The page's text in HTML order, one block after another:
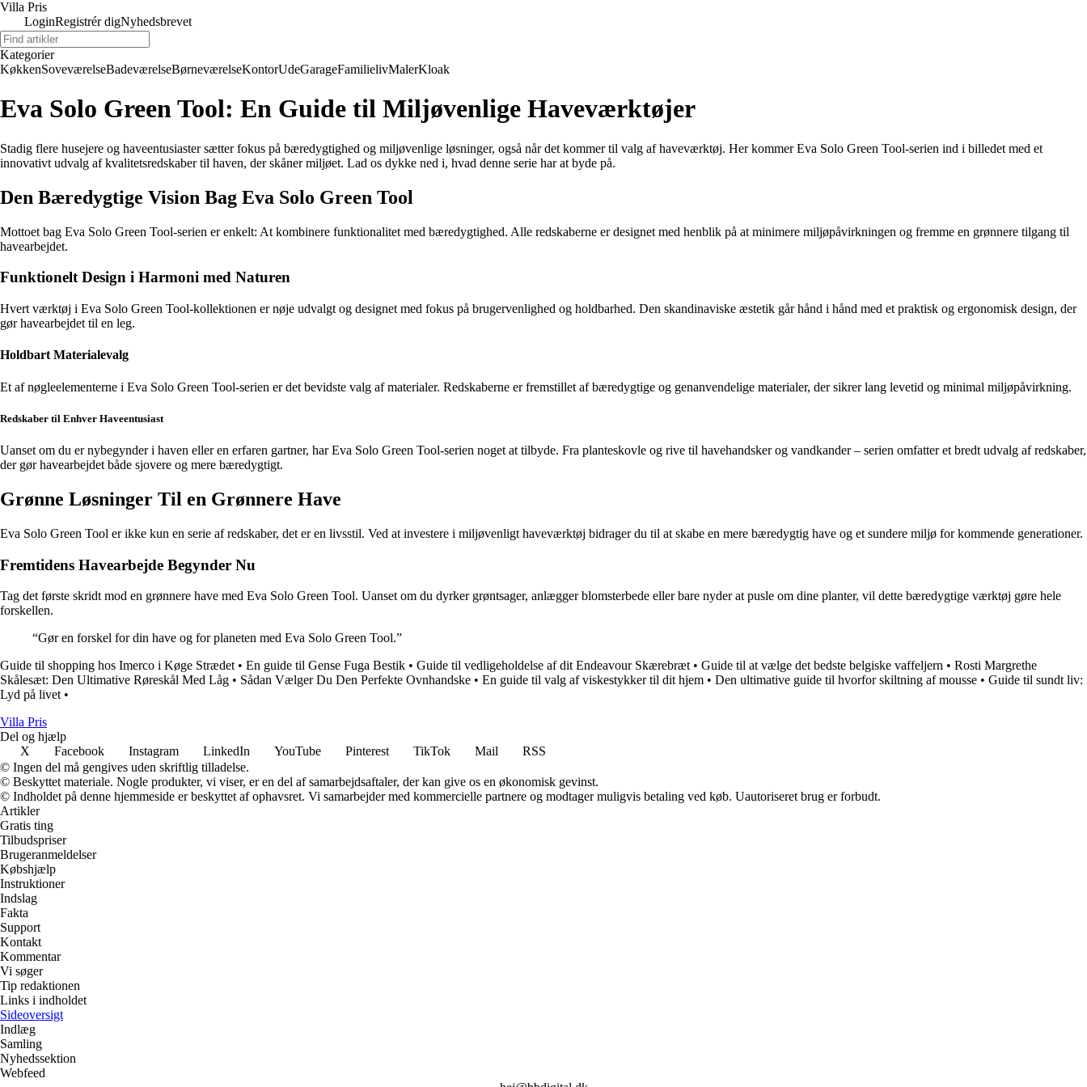
Villa Pris
LoginRegistrér digNyhedsbrevet
Kategorier
KøkkenSoveværelseBadeværelseBørneværelseKontorUdeGarageFamilielivMalerKloak
Eva Solo Green Tool: En Guide til Miljøvenlige Haveværktøjer
Stadig flere husejere og haveentusiaster sætter fokus på bæredygtighed og miljøvenlige løsninger, også når det kommer til valg af haveværktøj. Her kommer Eva Solo Green Tool-serien ind i billedet med et
innovativt udvalg af kvalitetsredskaber til haven, der skåner miljøet. Lad os dykke ned i, hvad denne serie har at byde på.
Den Bæredygtige Vision Bag Eva Solo Green Tool
Mottoet bag Eva Solo Green Tool-serien er enkelt: At kombinere funktionalitet med bæredygtighed. Alle redskaberne er designet med henblik på at minimere miljøpåvirkningen og fremme en grønnere tilgang til
havearbejdet.
Funktionelt Design i Harmoni med Naturen
Hvert værktøj i Eva Solo Green Tool-kollektionen er nøje udvalgt og designet med fokus på brugervenlighed og holdbarhed. Den skandinaviske æstetik går hånd i hånd med et praktisk og ergonomisk design, der
gør havearbejdet til en leg.
Holdbart Materialevalg
Et af nøgleelementerne i Eva Solo Green Tool-serien er det bevidste valg af materialer. Redskaberne er fremstillet af bæredygtige og genanvendelige materialer, der sikrer lang levetid og minimal miljøpåvirkning.
Redskaber til Enhver Haveentusiast
Uanset om du er nybegynder i haven eller en erfaren gartner, har Eva Solo Green Tool-serien noget at tilbyde. Fra planteskovle og rive til havehandsker og vandkander – serien omfatter et bredt udvalg af redskaber,
der gør havearbejdet både sjovere og mere bæredygtigt.
Grønne Løsninger Til en Grønnere Have
Eva Solo Green Tool er ikke kun en serie af redskaber, det er en livsstil. Ved at investere i miljøvenligt haveværktøj bidrager du til at skabe en mere bæredygtig have og et sundere miljø for kommende generationer.
Fremtidens Havearbejde Begynder Nu
Tag det første skridt mod en grønnere have med Eva Solo Green Tool. Uanset om du dyrker grøntsager, anlægger blomsterbede eller bare nyder at pusle om dine planter, vil dette bæredygtige værktøj gøre hele
forskellen.
“Gør en forskel for din have og for planeten med Eva Solo Green Tool.”
Guide til shopping hos Imerco i Køge Strædet • En guide til Gense Fuga Bestik • Guide til vedligeholdelse af dit Endeavour Skærebræt • Guide til at vælge det bedste belgiske vaffeljern • Rosti Margrethe
Skålesæt: Den Ultimative Røreskål Med Låg • Sådan Vælger Du Den Perfekte Ovnhandske • En guide til valg af viskestykker til dit hjem • Den ultimative guide til hvorfor skiltning af mousse • Guide til sundt liv:
Lyd på livet •
Villa Pris
Del og hjælp
X
Facebook Instagram LinkedIn YouTube Pinterest TikTok Mail
RSS
© Ingen del må gengives uden skriftlig tilladelse.
© Beskyttet materiale. Nogle produkter, vi viser, er en del af samarbejdsaftaler, der kan give os en økonomisk gevinst.
© Indholdet på denne hjemmeside er beskyttet af ophavsret. Vi samarbejder med kommercielle partnere og modtager muligvis betaling ved køb. Uautoriseret brug er forbudt.
Artikler
Gratis ting
Tilbudspriser
Brugeranmeldelser
Købshjælp
Instruktioner
Indslag
Fakta
Support
Kontakt
Kommentar
Vi søger
Tip redaktionen
Links i indholdet
Sideoversigt
Indlæg
Samling
Nyhedssektion
Webfeed